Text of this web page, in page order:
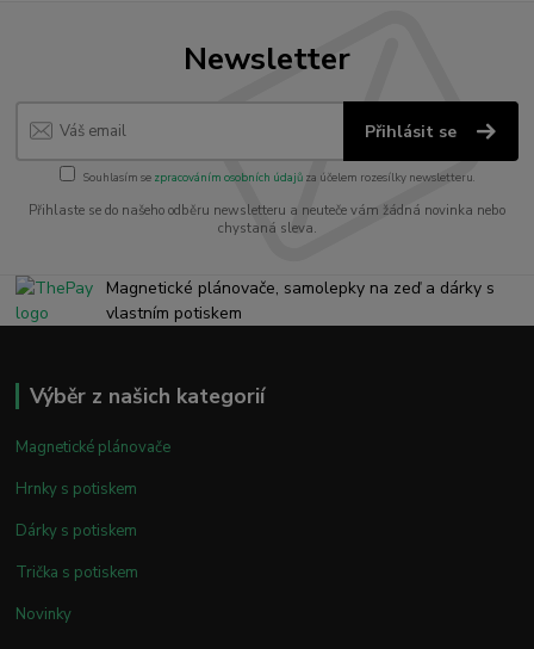
Newsletter
Přihlásit se
Souhlasím se zpracováním osobních údajůza účelem rozesílky newsletteru.
Přihlaste se do našeho odběru newsletteru a neuteče vám žádná novinka nebo
chystaná sleva.
Magnetické plánovače, samolepky na zeď a dárky s
vlastním potiskem
Výběr z našich kategorií
Magnetické plánovače
Hrnky s potiskem
Dárky s potiskem
Trička s potiskem
Novinky